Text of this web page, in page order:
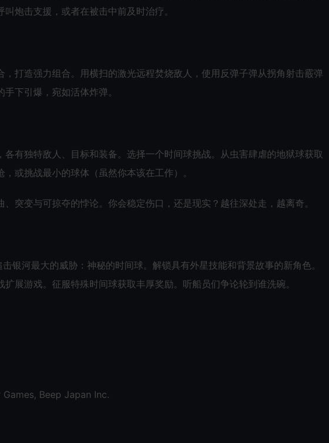
炮击支援，或者在被击中前及时治疗。
打造强力组合。用横扫的激光远程焚烧敌人，使用反弹子弹从拐角射击霰弹
下引爆，宛如活体炸弹。
有独特敌人、目标和装备。选择一个时间球挑战。从虫害肆虐的地狱球获取
或挑战最小的球体（虽然你本该在工作）。
突变与可掠夺的悖论。你会稳定伤口，还是现实？越往深处走，越离奇。
银河最大的威胁：神秘的时间球。解锁具有外星技能和背景故事的新角色。
展游戏。征服特殊时间球获取丰厚奖励。听船员们争论轮到谁洗碗。
Beep Japan Inc.